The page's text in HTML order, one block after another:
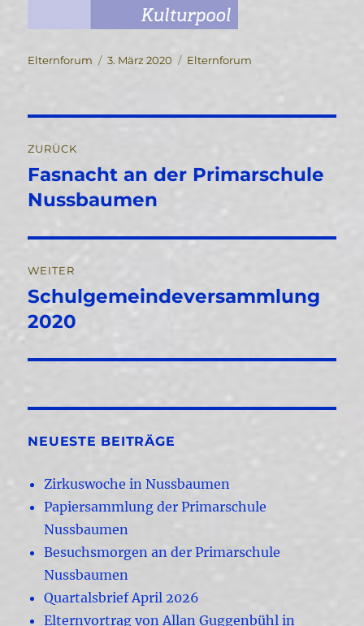
Autor
Elternforum
Veröffentlicht
3. März 2020 Kategorien
Elternforum
ZURÜCK
Vorheriger
Beitrag:
Fasnacht an der Primarschule
Nussbaumen
WEITER
Nächster
Beitrag:
Schulgemeindeversammlung
2020
NEUESTE BEITRÄGE
Zirkuswoche in Nussbaumen
Papiersammlung der Primarschule
Nussbaumen
Besuchsmorgen an der Primarschule
Nussbaumen
Quartalsbrief April 2026
Elternvortrag von Allan Guggenbühl in